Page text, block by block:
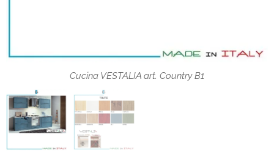
Cucina VESTALIA art. Country B1
Cucine VESTALIA tinte Legno Pino